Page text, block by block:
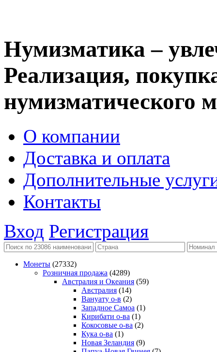
Нумизматика –
Реализация,
нумизматического
О компании
Доставка и оплата
Дополнительные
Контакты
Вход Регистрация
Монеты (27332)
Розничная продажа (4289)
Австралия и Океания (59)
Австралия (14)
Вануату о-в (2)
Западное Самоа (1)
Кирибати о-ва (1)
Кокосовые о-ва (2)
Кука о-ва (1)
Новая Зеландия (9)